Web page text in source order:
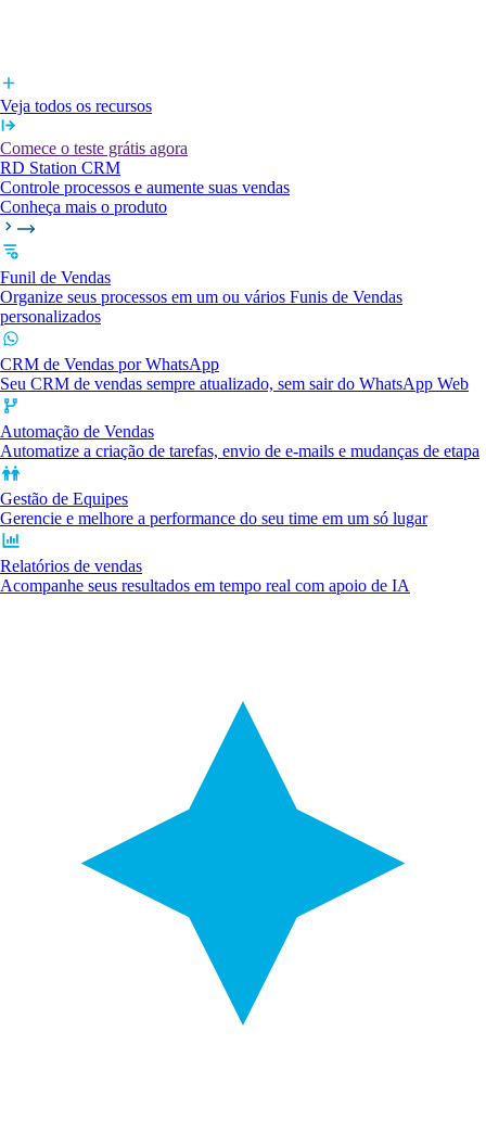
Veja todos os recursos
Comece o teste grátis agora
RD Station CRM
Controle processos e aumente suas vendas
Conheça mais o produto
Funil de Vendas
Organize seus processos em um ou vários Funis de Vendas
personalizados
CRM de Vendas por WhatsApp
Seu CRM de vendas sempre atualizado, sem sair do WhatsApp Web
Automação de Vendas
Automatize a criação de tarefas, envio de e-mails e mudanças de etapa
Gestão de Equipes
Gerencie e melhore a performance do seu time em um só lugar
Relatórios de vendas
Acompanhe seus resultados em tempo real com apoio de IA